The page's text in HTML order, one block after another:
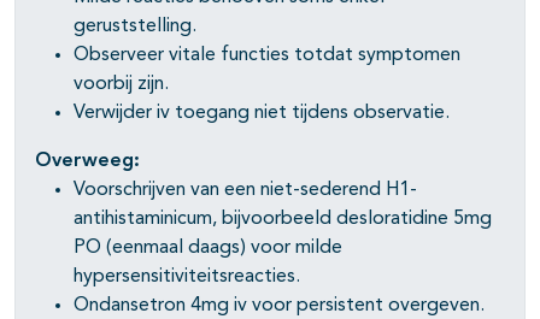
geruststelling.
Observeer vitale functies totdat symptomen
voorbij zijn.
Verwijder iv toegang niet tijdens observatie.
Overweeg:
Voorschrijven van een niet-sederend H1-
antihistaminicum, bijvoorbeeld desloratidine 5mg
PO (eenmaal daags) voor milde
hypersensitiviteitsreacties.
Ondansetron 4mg iv voor persistent overgeven.